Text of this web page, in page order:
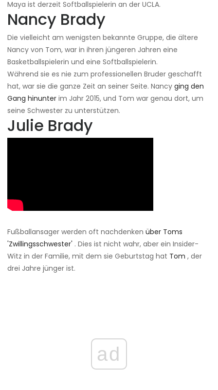
Maya ist derzeit Softballspielerin an der UCLA.
Nancy Brady
Die vielleicht am wenigsten bekannte Gruppe, die ältere
Nancy von Tom, war in ihren jüngeren Jahren eine
Basketballspielerin und eine Softballspielerin.
Während sie es nie zum professionellen Bruder geschafft
hat, war sie die ganze Zeit an seiner Seite. Nancy ging den
Gang hinunter im Jahr 2015, und Tom war genau dort, um
seine Schwester zu unterstützen.
Julie Brady
Fußballansager werden oft nachdenken über Toms
'Zwillingsschwester' . Dies ist nicht wahr, aber ein Insider-
Witz in der Familie, mit dem sie Geburtstag hat Tom , der
drei Jahre jünger ist.
ad